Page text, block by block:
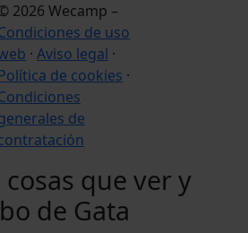
2026 Wecamp –
de uso
· Aviso legal ·
de cookies ·
de
que ver y
de Gata